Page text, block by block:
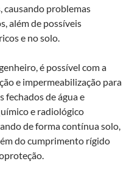
causando problemas
além de possíveis
e no solo.
é possível com a
e impermeabilização para
fechados de água e
e radiológico
de forma contínua solo,
do cumprimento rígido